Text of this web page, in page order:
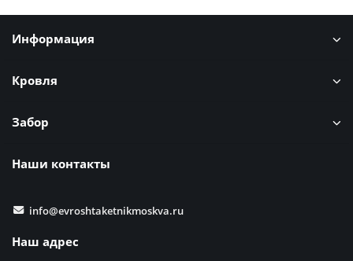
Информация
Кровля
Забор
Наши контакты
info@evroshtaketnikmoskva.ru
Наш адрес